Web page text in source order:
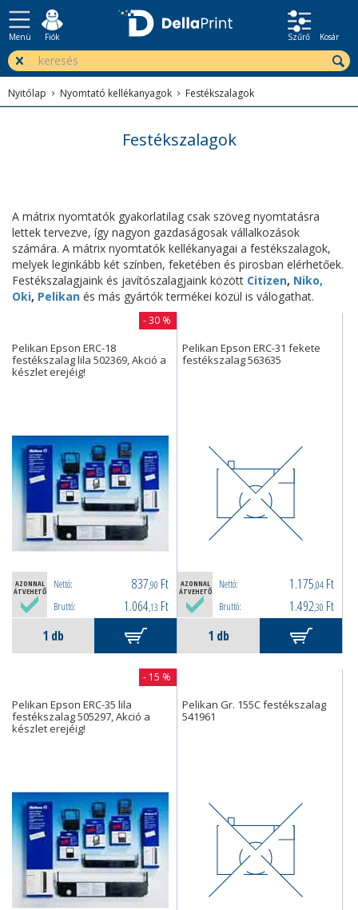
Menü Fiók Szűrő Kosár
Nyitólap Nyomtató kellékanyagok Festékszalagok
Festékszalagok
A mátrix nyomtatók gyakorlatilag csak szöveg nyomtatásra
lettek tervezve, így nagyon gazdaságosak vállalkozások
számára. A mátrix nyomtatók kellékanyagai a festékszalagok,
melyek leginkább két színben, feketében és pirosban elérhetőek.
Festékszalagjaink és javítószalagjaink között Citizen, Niko,
Oki, Pelikan és más gyártók termékei közül is válogathat.
- 30 %
Pelikan Epson ERC-18
festékszalag lila 502369, Akció a
készlet erejéig!
AZONNAL
ÁTVEHETŐ
Nettó: 837,90 Ft
Bruttó: 1.064,13 Ft
Pelikan Epson ERC-31 fekete
festékszalag 563635
AZONNAL
ÁTVEHETŐ
Nettó: 1.175,04 Ft
Bruttó: 1.492,30 Ft
- 15 %
Pelikan Epson ERC-35 lila
festékszalag 505297, Akció a
készlet erejéig!
Pelikan Gr. 155C festékszalag
541961